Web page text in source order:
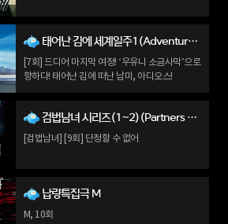
태어난 김에 세계일주1(Adventure by Accident 1)
[7회] 드디어 마지막 여정! ‘우유니 소금사막’으로
향하다! 태어난 김에 떠난 남미, 아디오스!
검법남녀 시리즈(1~2)(Partners for Justice 1~2)
[검법남녀] [9회] 단정할 수 없어
납량특집극 M
M, 10회